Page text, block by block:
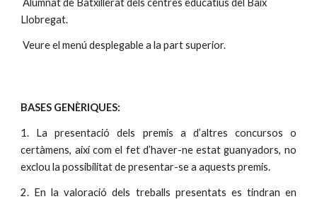
Alumnat de Batxillerat dels centres educatius del Baix
Llobregat.
Veure el menú desplegable a la part superior.
BASES GENÈRIQUES:
1. La presentació dels premis a d’altres concursos o
certàmens, així com el fet d’haver-ne estat guanyadors, no
exclou la possibilitat de presentar-se a aquests premis.
2. En la valoració dels treballs presentats es tindran en